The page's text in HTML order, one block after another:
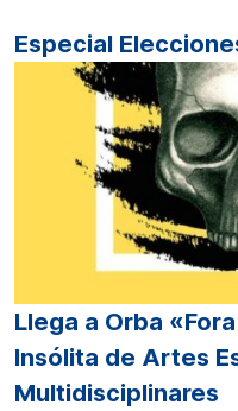
Especial
Llega a Orba
Insólita de Artes
Multidisciplinares